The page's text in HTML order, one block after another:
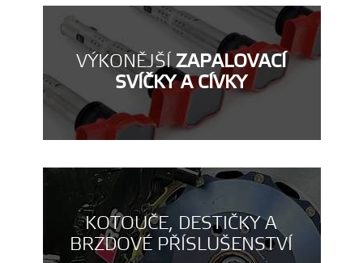
VÝKONĚJŠÍZAPALOVACÍ
SVÍČKY A CÍVKY
KOTOUČE, DESTIČKY A
BRZDOVÉ PŘÍSLUŠENSTVÍ